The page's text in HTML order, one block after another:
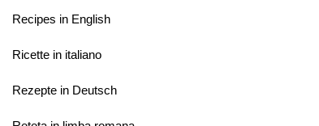
Recipes in English
Ricette in italiano
Rezepte in Deutsch